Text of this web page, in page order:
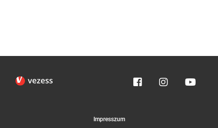
Impresszum